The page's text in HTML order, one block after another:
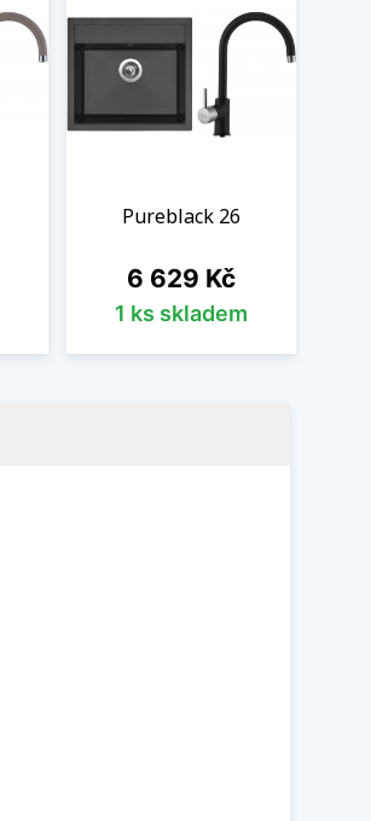
Pureblack 26
Cena
6 629 Kč
1 ks skladem